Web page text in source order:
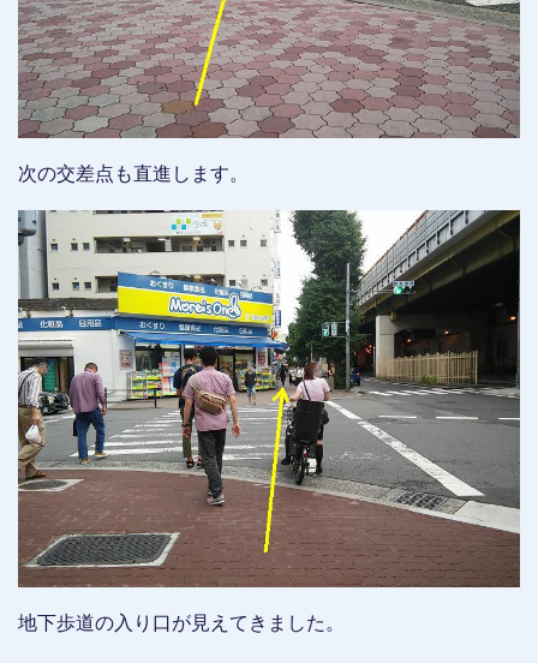
次の交差点も直進します。
地下歩道の入り口が見えてきました。